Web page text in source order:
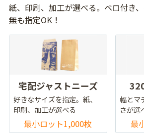
紙、印刷、加工が選べる。ベロ付き
無も指定OK！
宅配ジャストニーズ
好きなサイズを指定。紙、
印刷、加工が選べる
最小ロット1,000枚
幅とマ
さが選
最